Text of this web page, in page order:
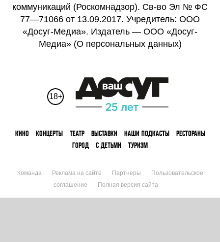
коммуникаций (Роскомнадзор). Св-во Эл № ФС
77—71066 от 13.09.2017. Учредитель: ООО
«Досуг-Медиа». Издатель — ООО «Досуг-
Медиа» (О персональных данных)
18+
КИНО КОНЦЕРТЫ ТЕАТР ВЫСТАВКИ НАШИ ПОДКАСТЫ
РЕСТОРАНЫ
ГОРОД
С ДЕТЬМИ ТУРИЗМ
Команда Реклама на сайте Партнеры
Пользовательское
соглашение
Полная версия сайта